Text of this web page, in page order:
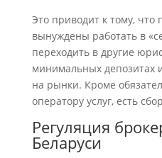
Это приводит к тому, что
вынуждены работать в
переходить в другие
минимальных депозитах
на рынки. Кроме
оператору услуг, есть
Регуляция
Беларуси